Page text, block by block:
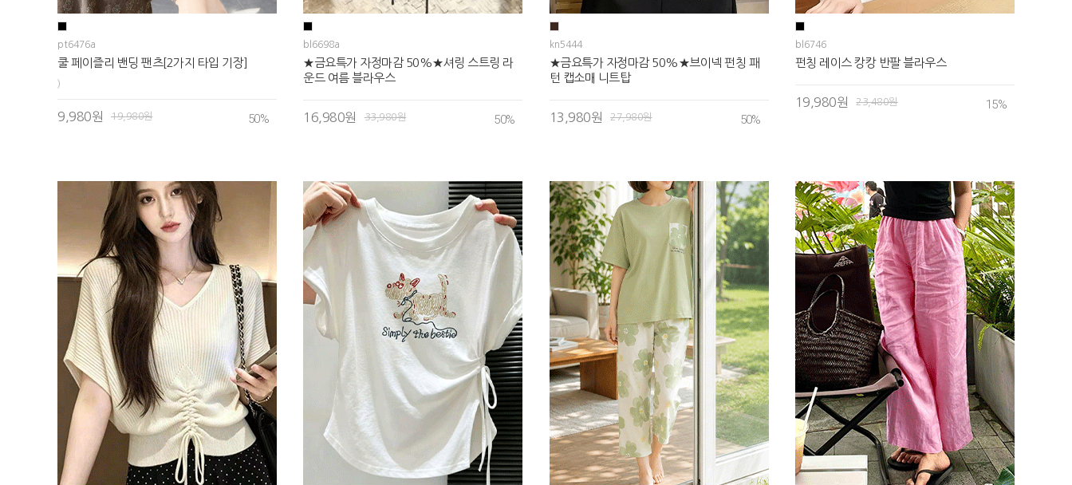
pt6476a
쿨 페이즐리 밴딩 팬츠[2가지 타입 기장]
)
9,980원 19,980원 50%
bl6698a
★금요특가 자정마감 50%★셔링 스트링 라
운드 여름 블라우스
16,980원 33,980원 50%
kn5444
★금요특가 자정마감 50%★브이넥 펀칭 패
턴 캡소매 니트탑
13,980원 27,980원 50%
bl6746
펀칭 레이스 캉캉 반팔 블라우스
19,980원 23,480원 15%